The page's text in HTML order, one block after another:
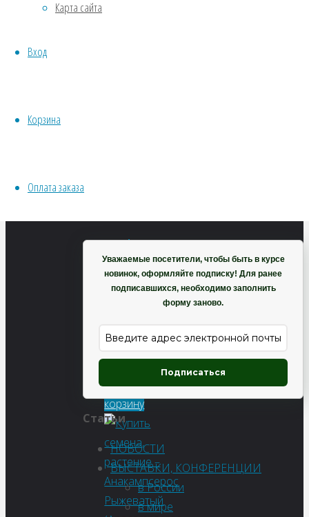
Карта сайта
Вход
Корзина
Оплата заказа
subs.
tomentosa
В
корзину
Хвойники
ИНСТРУМЕНТЫ, ОБОРУДОВАНИЕ
Уважаемые посетители, чтобы быть в курсе
новинок, оформляйте подписку! Для ранее
подписавшихся, необходимо заполнить
форму заново.
Подписаться
Статьи
НОВОСТИ
ВЫСТАВКИ, КОНФЕРЕНЦИИ
в России
в мире